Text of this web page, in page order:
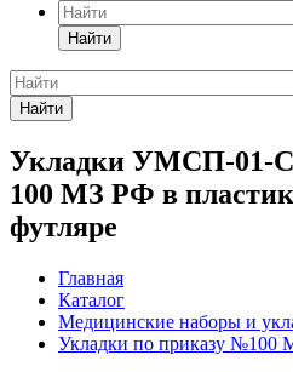
Найти
Найти
Укладки УМСП-01-С
100 МЗ РФ в
футляре
Главная
Каталог
Медицинские наборы и
Укладки по приказу №100